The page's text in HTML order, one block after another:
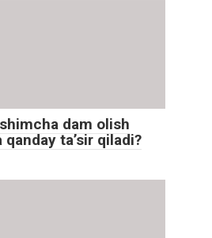
dam olish
ta’sir qiladi?